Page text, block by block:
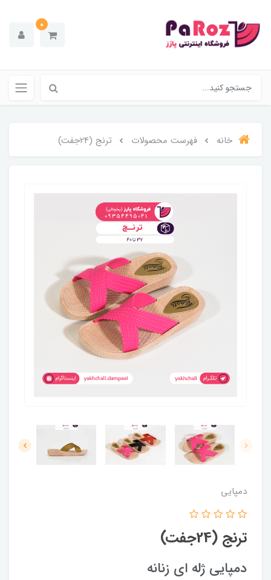
0
خانه فهرست محصولات ترنج (24جفت)
دمپایی
ترنج (24جفت)
دمپایی ژله ای زنانه